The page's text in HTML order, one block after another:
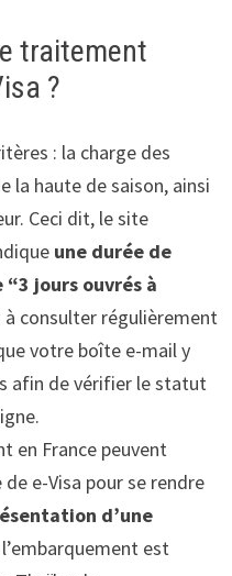
traitement
?
: la charge des
la haute de saison, ainsi
Ceci dit, le site
une durée de
jours ouvrés à
à consulter régulièrement
votre boîte e-mail y
afin de vérifier le statut
en France peuvent
e-Visa pour se rendre
d’une
est